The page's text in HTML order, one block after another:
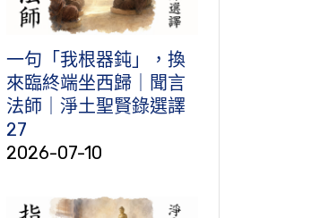
一句「我根器鈍」，換
來臨終端坐西歸｜聞言
法師｜淨土聖賢錄選譯
27
2026-07-10